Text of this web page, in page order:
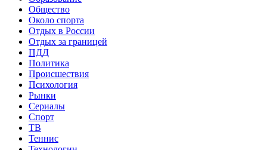
Общество
Около спорта
Отдых в России
Отдых за границей
ПДД
Политика
Происшествия
Психология
Рынки
Сериалы
Спорт
ТВ
Теннис